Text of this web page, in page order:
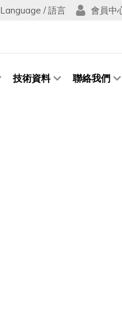
Language / 語言 會員中
技術資料 聯絡我們